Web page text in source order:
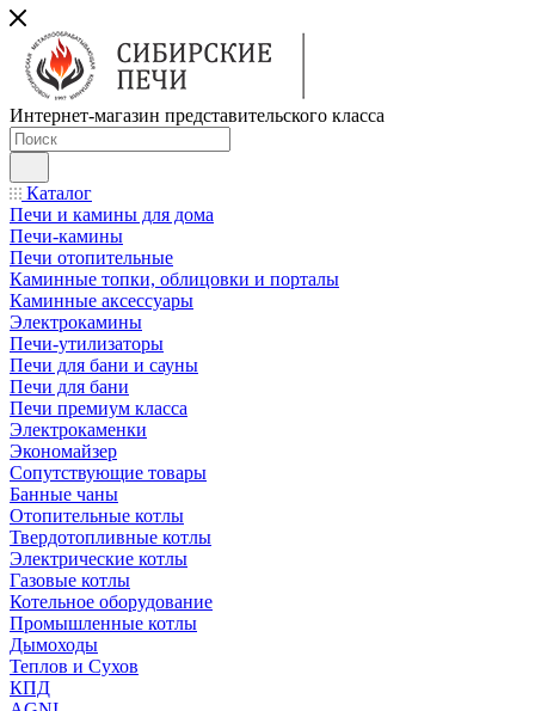
Интернет-магазин представительского класса
Каталог
Печи и камины для дома
Печи-камины
Печи отопительные
Каминные топки, облицовки и порталы
Каминные аксессуары
Электрокамины
Печи-утилизаторы
Печи для бани и сауны
Печи для бани
Печи премиум класса
Электрокаменки
Экономайзер
Сопутствующие товары
Банные чаны
Отопительные котлы
Твердотопливные котлы
Электрические котлы
Газовые котлы
Котельное оборудование
Промышленные котлы
Дымоходы
Теплов и Сухов
КПД